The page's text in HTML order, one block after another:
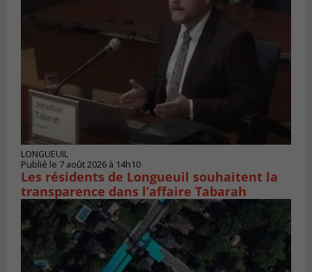
LONGUEUIL
Publié le 7 août 2026 à 14h10
Les résidents de Longueuil souhaitent la
transparence dans l’affaire Tabarah